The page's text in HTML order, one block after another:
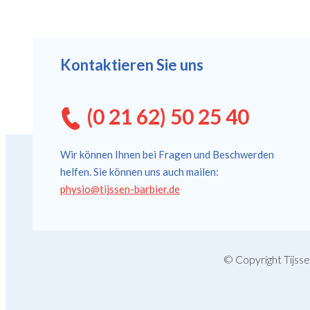
Kontaktieren Sie uns
(0 21 62) 50 25 40
Wir können Ihnen bei Fragen und Beschwerden
helfen. Sie können uns auch mailen:
physio@tijssen-barbier.de
© Copyright